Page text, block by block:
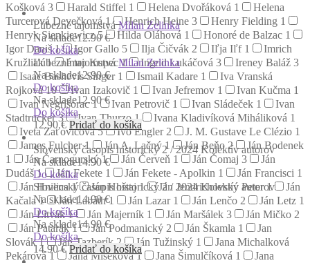
Košková 3 Harald Stiffel 1 Helena Dvořáková 1
Helena
Turcerová Devečková1 Henrich Heine 3 Henry Fielding 1
Henryk Sienkiewicz5 Hilda Oláhová 1 Honoré de Balzac 1
Igor Daniš1 Igor Gallo 5 Ilja Čičvák 2 Iľja Iľf 1
Imrich
Kružliak1 Imro Kupec1 Ingrid Lukáčová 3 Ireney Baláž 3
Isaac Bashevis Singer 1 Ismail Kadare 1
Iva Vranská
Rojková10 Ivan Izakovič 1 Ivan Jefremov 1 Ivan Kučma 1
Ivan Negrišorac1 Ivan Petrovič 1 Ivan Sládeček 1
Ivan
Stadtrucker3 Ivan Thurzo 1 Ivana Kladivíková Miháliková 1
Iveta Zaťovičová5 Ivo Engler 2 J. M. Gustave Le Clézio 1
James Fulcher1 Ján A. Lačný1 Ján Beňo2
Ján Bodenek
1
Ján Čarnogurský1 Ján Červeň 1 Ján Čomaj 3
Ján
Dudáš1 Ján Fekete 1 Ján Fekete - Apolkin 1 Ján Francisci 1
Ján Hnilica1 Ján Hoštaj1 Ján Jendrichovský Peter1
Ján
Kačala1 Ján Labáth1 Ján Lazar 1 Ján Lenčo 2 Ján Letz 1
Ján Litvák1 Ján Majerník 1 Ján Maršálek 3 Ján Mičko 2
Ján Patarák1 Ján Podmanický 2 Ján Škamla 1
Jan
Slovák1 Ján Tazberík 2 Ján Tužinský 1
Jana Michalková
Pekárová1 Jana Mišeková1 Jana Šimulčíková 1
Jana
Ľúbezné tajomstvá Milan Zelinka
Na sklade12.90 €
Do košíka
Ľúbezné tajomstvá Milan Zelinka
Na sklade12.90 €
Do košíka
Na sklade12.90 €
Do košíka
12.90€ Pridať do košíka
Slovenský časopis historický 2 / 2024 Kolektív autorov
Na sklade14.90 €
Do košíka
Slovenský časopis historický 2 / 2024 Kolektív autorov
Na sklade14.90 €
Do košíka
Na sklade14.90 €
Do košíka
14.90€ Pridať do košíka